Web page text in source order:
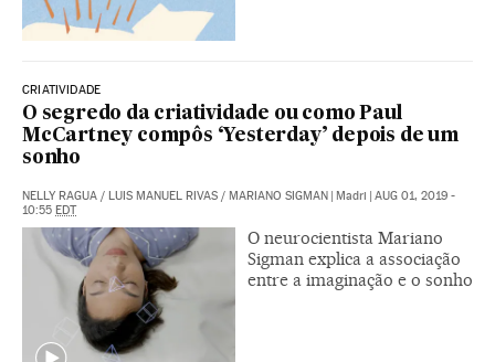
CRIATIVIDADE
O segredo da criatividade ou como Paul
McCartney compôs ‘Yesterday’ depois de um
sonho
NELLY RAGUA / LUIS MANUEL RIVAS / MARIANO SIGMAN | Madri | AUG 01, 2019 -
10:55 EDT
O neurocientista Mariano
Sigman explica a associação
entre a imaginação e o sonho